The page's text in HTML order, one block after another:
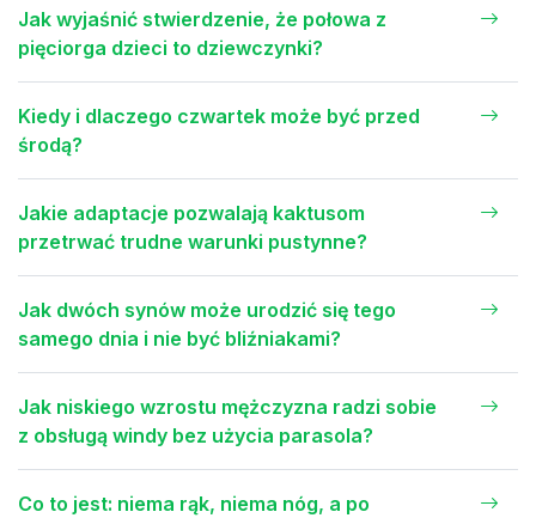
Jak wyjaśnić stwierdzenie, że połowa z
pięciorga dzieci to dziewczynki?
Kiedy i dlaczego czwartek może być przed
środą?
Jakie adaptacje pozwalają kaktusom
przetrwać trudne warunki pustynne?
Jak dwóch synów może urodzić się tego
samego dnia i nie być bliźniakami?
Jak niskiego wzrostu mężczyzna radzi sobie
z obsługą windy bez użycia parasola?
Co to jest: niema rąk, niema nóg, a po